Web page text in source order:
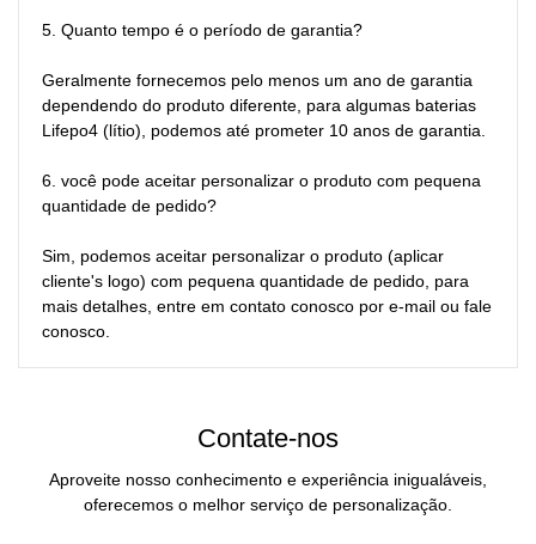
5. Quanto tempo é o período de garantia?
Geralmente fornecemos pelo menos um ano de garantia
dependendo do produto diferente, para algumas baterias
Lifepo4 (lítio), podemos até prometer 10 anos de garantia.
6. você pode aceitar personalizar o produto com pequena
quantidade de pedido?
Sim, podemos aceitar personalizar o produto (aplicar
cliente's logo) com pequena quantidade de pedido, para
mais detalhes, entre em contato conosco por e-mail ou fale
conosco.
Contate-nos
Aproveite nosso conhecimento e experiência inigualáveis,
oferecemos o melhor serviço de personalização.